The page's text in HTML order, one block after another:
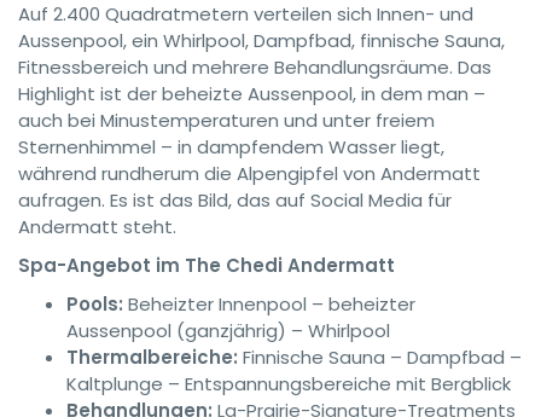
Auf 2.400 Quadratmetern verteilen sich Innen- und
Aussenpool, ein Whirlpool, Dampfbad, finnische Sauna,
Fitnessbereich und mehrere Behandlungsräume. Das
Highlight ist der beheizte Aussenpool, in dem man –
auch bei Minustemperaturen und unter freiem
Sternenhimmel – in dampfendem Wasser liegt,
während rundherum die Alpengipfel von Andermatt
aufragen. Es ist das Bild, das auf Social Media für
Andermatt steht.
Spa-Angebot im The Chedi Andermatt
Pools: Beheizter Innenpool – beheizter
Aussenpool (ganzjährig) – Whirlpool
Thermalbereiche: Finnische Sauna – Dampfbad –
Kaltplunge – Entspannungsbereiche mit Bergblick
Behandlungen: La-Prairie-Signature-Treatments